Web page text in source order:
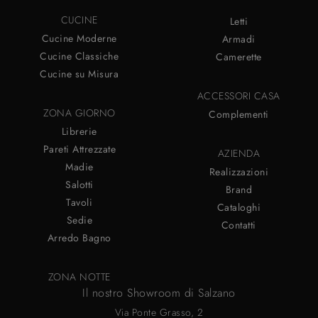
CUCINE
Cucine Moderne
Cucine Classiche
Cucine su Misura
ZONA GIORNO
Librerie
Pareti Attrezzate
Madie
Salotti
Tavoli
Sedie
Arredo Bagno
ZONA NOTTE
Letti
Armadi
Camerette
ACCESSORI CASA
Complementi
AZIENDA
Realizzazioni
Brand
Cataloghi
Contatti
Il nostro Showroom di Salzano
Via Ponte Grasso, 2